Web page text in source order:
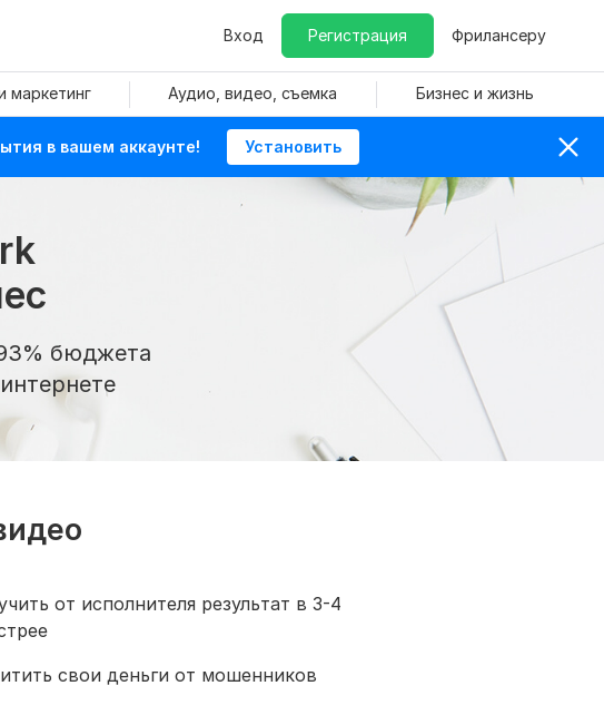
Вход Регистрация Фрилансеру
маркетинг Аудио, видео, съемка Бизнес и жизнь
в вашем аккаунте! Установить
бюджета
от исполнителя результат в 3-4
свои деньги от мошенников